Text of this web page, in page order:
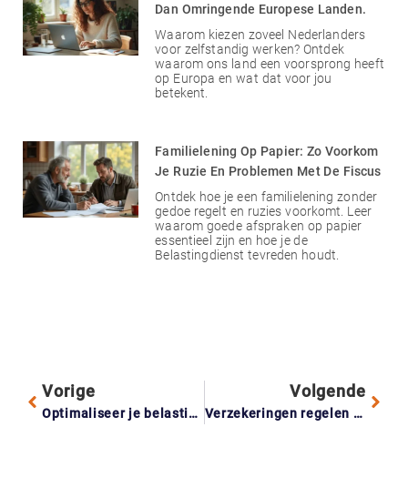
Dan Omringende Europese Landen.
Waarom kiezen zoveel Nederlanders
voor zelfstandig werken? Ontdek
waarom ons land een voorsprong heeft
op Europa en wat dat voor jou
betekent.
Familielening Op Papier: Zo Voorkom
Je Ruzie En Problemen Met De Fiscus
Ontdek hoe je een familielening zonder
gedoe regelt en ruzies voorkomt. Leer
waarom goede afspraken op papier
essentieel zijn en hoe je de
Belastingdienst tevreden houdt.
Vorige
Optimaliseer je belastingaangifte voor het nieuwe jaar in 5 slimme stappen
Volgende
Verzekeringen regelen voor je uitwonende studerende kind: wat moet je weten?